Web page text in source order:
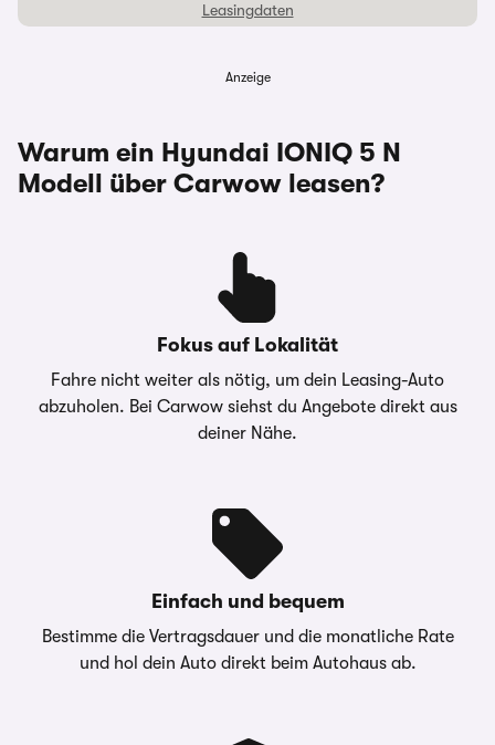
Leasingdaten
Monatliche Rate 896,00 €
Gesamtbetrag 53.760,00 €
Jährliche Fahrleistung
Capital Bank Europe GmbH,
Friedrich-Ebert-Anlage 35-
37, 60327 Frankfurt am Main
einem Carwow Partner zur Verfügung gestellt
Anzeige
Warum ein Hyundai IONIQ 5 N
Modell über Carwow leasen?
Fokus auf Lokalität
Fahre nicht weiter als nötig, um dein Leasing-Auto
abzuholen. Bei Carwow siehst du Angebote direkt aus
deiner Nähe.
Einfach und bequem
Bestimme die Vertragsdauer und die monatliche Rate
und hol dein Auto direkt beim Autohaus ab.